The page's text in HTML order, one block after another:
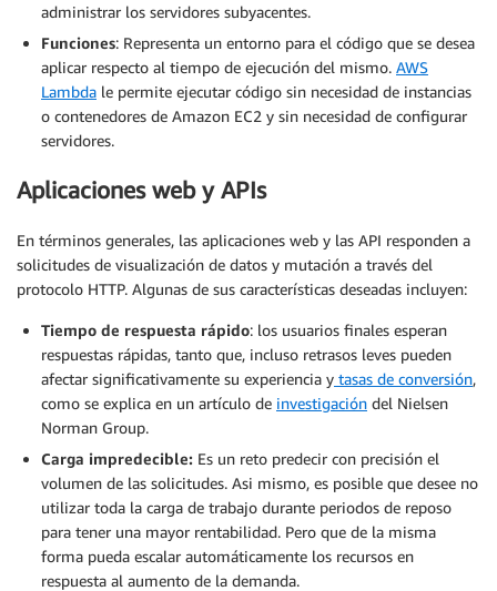
administrar los servidores subyacentes.
Funciones: Representa un entorno para el código que se desea
aplicar respecto al tiempo de ejecución del mismo. AWS
Lambda le permite ejecutar código sin necesidad de instancias
o contenedores de Amazon EC2 y sin necesidad de configurar
servidores.
Aplicaciones web y APIs
En términos generales, las aplicaciones web y las API responden a
solicitudes de visualización de datos y mutación a través del
protocolo HTTP. Algunas de sus características deseadas incluyen:
Tiempo de respuesta rápido: los usuarios finales esperan
respuestas rápidas, tanto que, incluso retrasos leves pueden
afectar significativamente su experiencia y tasas de conversión,
como se explica en un artículo de investigación del Nielsen
Norman Group.
Carga impredecible: Es un reto predecir con precisión el
volumen de las solicitudes. Asi mismo, es posible que desee no
utilizar toda la carga de trabajo durante periodos de reposo
para tener una mayor rentabilidad. Pero que de la misma
forma pueda escalar automáticamente los recursos en
respuesta al aumento de la demanda.